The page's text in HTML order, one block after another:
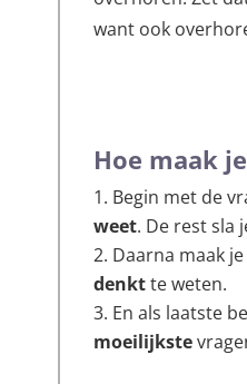
want ook
Hoe maak
Begin met de
weet. De rest sla
Daarna maak
denktte weten.
En als laatste
moeilijkste